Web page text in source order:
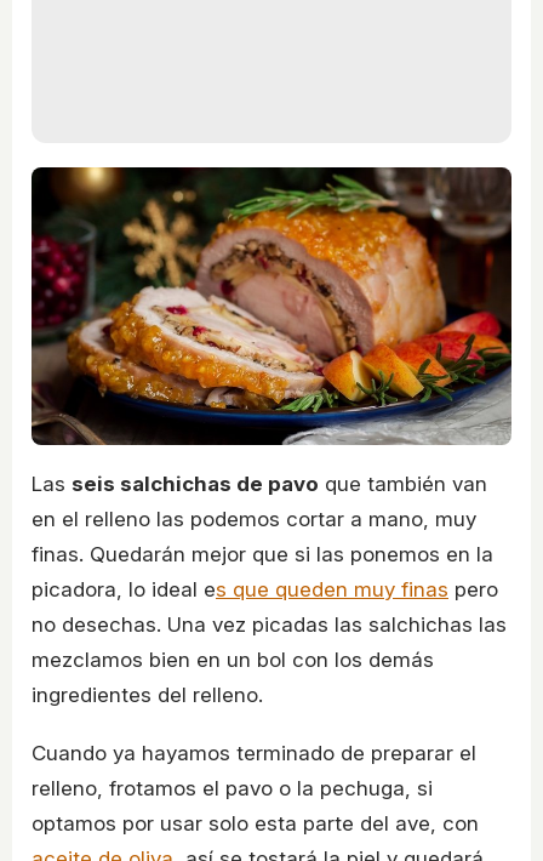
Las seis salchichas de pavo que también van
en el relleno las podemos cortar a mano, muy
finas. Quedarán mejor que si las ponemos en la
picadora, lo ideal es que queden muy finas pero
no desechas. Una vez picadas las salchichas las
mezclamos bien en un bol con los demás
ingredientes del relleno.
Cuando ya hayamos terminado de preparar el
relleno, frotamos el pavo o la pechuga, si
optamos por usar solo esta parte del ave, con